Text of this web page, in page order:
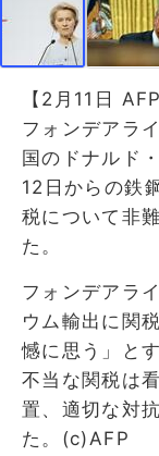
【2月11日
フォンデアラ
国のドナルド
12日からの鉄
税について非
た。
フォンデアラ
ウム輸出に関
憾に思う」と
不当な関税は
置、適切な対
た。(c)AFP